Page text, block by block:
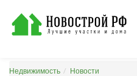
Недвижимость
Новости